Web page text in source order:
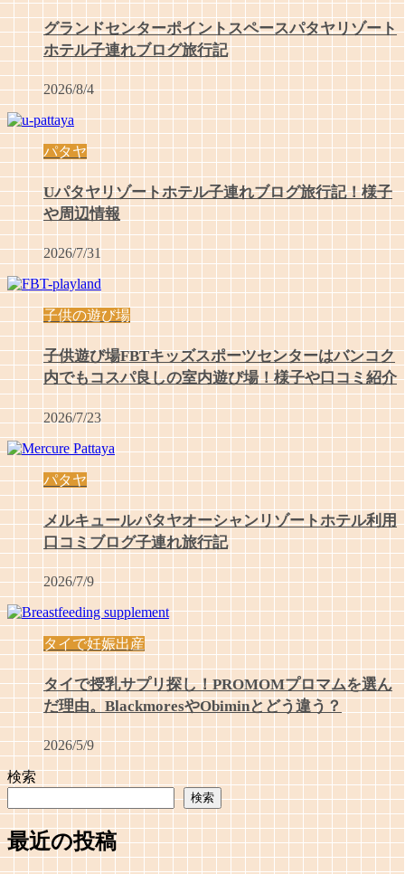
グランドセンターポイントスペースパタヤリゾート
ホテル子連れブログ旅行記
2026/8/4
パタヤ
Uパタヤリゾートホテル子連れブログ旅行記！様子
や周辺情報
2026/7/31
子供の遊び場
子供遊び場FBTキッズスポーツセンターはバンコク
内でもコスパ良しの室内遊び場！様子や口コミ紹介
2026/7/23
パタヤ
メルキュールパタヤオーシャンリゾートホテル利用
口コミブログ子連れ旅行記
2026/7/9
タイで妊娠出産
タイで授乳サプリ探し！PROMOMプロマムを選ん
だ理由。BlackmoresやObiminとどう違う？
2026/5/9
検索
検索
最近の投稿